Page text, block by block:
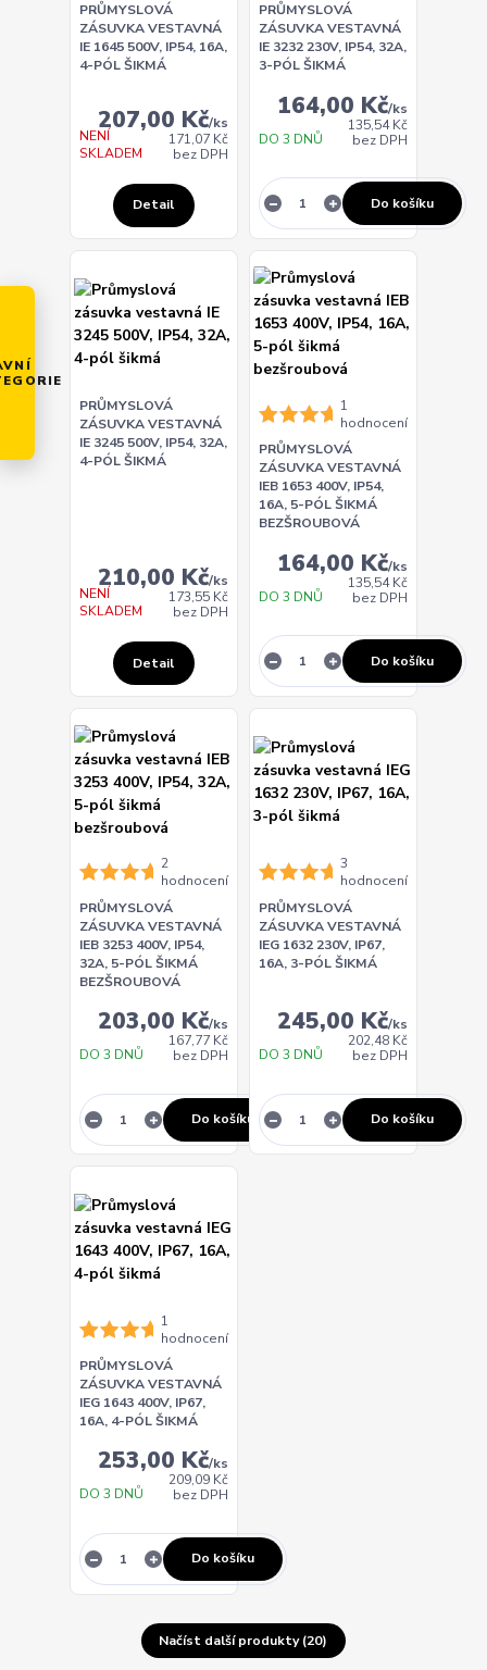
PRŮMYSLOVÁ
ZÁSUVKA VESTAVNÁ
IE 1645 500V, IP54, 16A,
4-PÓL ŠIKMÁ
207,00 Kč/ks
171,07 Kč
bez DPH
NENÍ
SKLADEM
Detail
PRŮMYSLOVÁ
ZÁSUVKA VESTAVNÁ
IE 3232 230V, IP54, 32A,
3-PÓL ŠIKMÁ
164,00 Kč/ks
135,54 Kč
bez DPH
DO 3 DNŮ
Do košíku
PRŮMYSLOVÁ
ZÁSUVKA VESTAVNÁ
IE 3245 500V, IP54, 32A,
4-PÓL ŠIKMÁ
210,00 Kč/ks
173,55 Kč
bez DPH
NENÍ
SKLADEM
Detail
1
hodnocení
PRŮMYSLOVÁ
ZÁSUVKA VESTAVNÁ
IEB 1653 400V, IP54,
16A, 5-PÓL ŠIKMÁ
BEZŠROUBOVÁ
164,00 Kč/ks
135,54 Kč
bez DPH
DO 3 DNŮ
Do košíku
2
hodnocení
PRŮMYSLOVÁ
ZÁSUVKA VESTAVNÁ
IEB 3253 400V, IP54,
32A, 5-PÓL ŠIKMÁ
BEZŠROUBOVÁ
203,00 Kč/ks
167,77 Kč
bez DPH
DO 3 DNŮ
Do košíku
3
hodnocení
PRŮMYSLOVÁ
ZÁSUVKA VESTAVNÁ
IEG 1632 230V, IP67,
16A, 3-PÓL ŠIKMÁ
245,00 Kč/ks
202,48 Kč
bez DPH
DO 3 DNŮ
Do košíku
1
hodnocení
PRŮMYSLOVÁ
ZÁSUVKA VESTAVNÁ
IEG 1643 400V, IP67,
16A, 4-PÓL ŠIKMÁ
253,00 Kč/ks
209,09 Kč
bez DPH
DO 3 DNŮ
Do košíku
Načíst další produkty (20)